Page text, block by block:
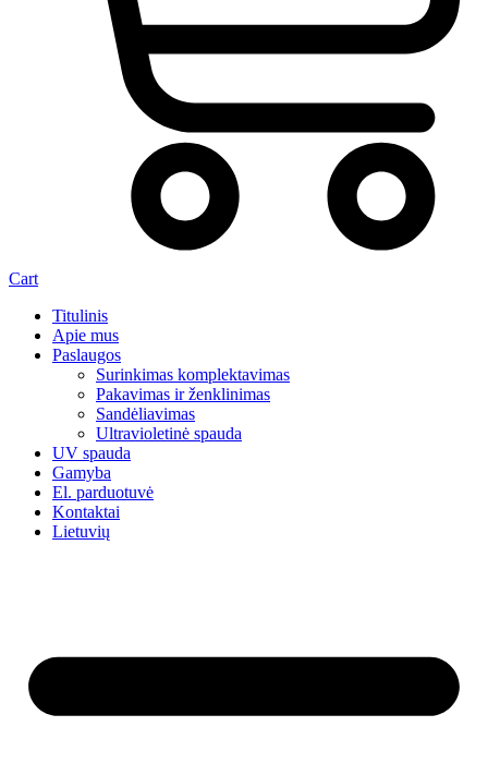
Cart
Titulinis
Apie mus
Paslaugos
Surinkimas komplektavimas
Pakavimas ir ženklinimas
Sandėliavimas
Ultravioletinė spauda
UV spauda
Gamyba
El. parduotuvė
Kontaktai
Lietuvių